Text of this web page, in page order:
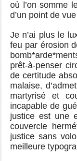
où l’on somme
d’un point de
Je n’ai plus le
feu par érosion
prêt-à-penser
de certitude
malaise,
martyrisé et
incapable de
justice est une
couvercle
justice sans
meilleure